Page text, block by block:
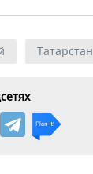
Татарстан